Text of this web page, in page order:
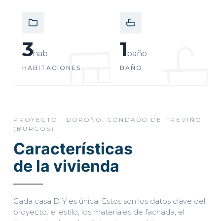
3hab
HABITACIONES
1 baño
BAÑO
PROYECTO · DOROÑO, CONDADO DE TREVIÑO
(BURGOS)
Características
de la vivienda
Cada casa DIY es única. Estos son los datos clave del
proyecto: el estilo, los materiales de fachada, el